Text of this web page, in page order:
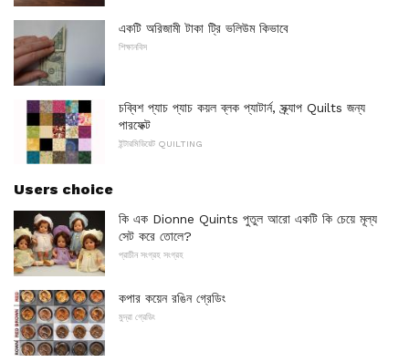
একটি অরিজামী টাকা ট্রি ভলিউম কিভাবে
শিক্ষানবিস
চব্বিশ প্যাচ প্যাচ কয়ল ব্লক প্যাটার্ন, স্ক্র্যাপ Quilts জন্য
পারফেক্ট
ইন্টারমিডিয়েট QUILTING
Users choice
কি এক Dionne Quints পুতুল আরো একটি কি চেয়ে মূল্য
সেট করে তোলে?
প্রাচীন সংগ্রহ সংগ্রহ
কপার কয়েন রঙিন গ্রেডিং
মুদ্রা গ্রেডিং